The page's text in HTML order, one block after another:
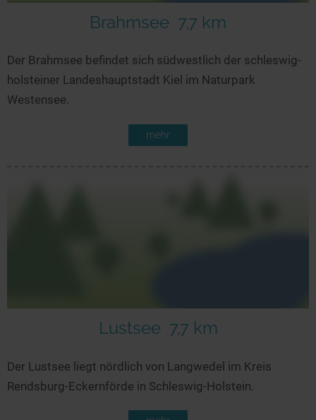
Brahmsee 7,7 km
Der Brahmsee befindet sich südwestlich der schleswig-
holsteiner Landeshauptstadt Kiel im Naturpark
Westensee.
mehr
Lustsee 7,7 km
Der Lustsee liegt nördlich von Langwedel im Kreis
Rendsburg-Eckernförde in Schleswig-Holstein.